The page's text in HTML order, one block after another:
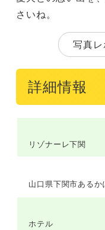
さいね。
写真
詳細情報
リゾナーレ下関
山口県下関市ある
ホテル